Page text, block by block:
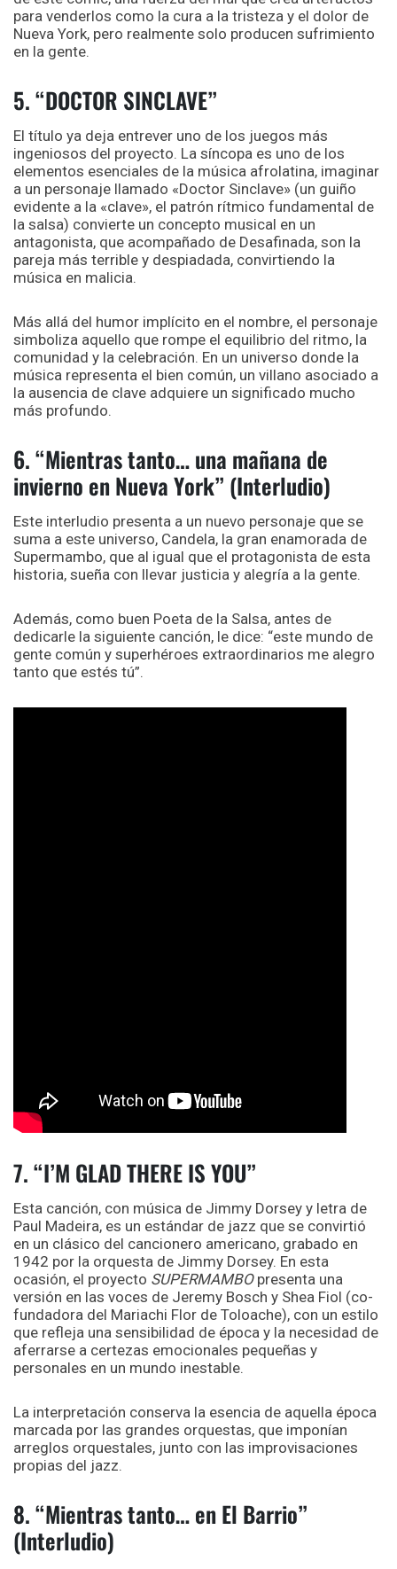
para venderlos como la cura a la tristeza y el dolor de
Nueva York, pero realmente solo producen sufrimiento
en la gente.
5. “DOCTOR SINCLAVE”
El título ya deja entrever uno de los juegos más
ingeniosos del proyecto. La síncopa es uno de los
elementos esenciales de la música afrolatina, imaginar
a un personaje llamado «Doctor Sinclave» (un guiño
evidente a la «clave», el patrón rítmico fundamental de
la salsa) convierte un concepto musical en un
antagonista, que acompañado de Desafinada, son la
pareja más terrible y despiadada, convirtiendo la
música en malicia.
Más allá del humor implícito en el nombre, el personaje
simboliza aquello que rompe el equilibrio del ritmo, la
comunidad y la celebración. En un universo donde la
música representa el bien común, un villano asociado a
la ausencia de clave adquiere un significado mucho
más profundo.
6. “Mientras tanto… una mañana de
invierno en Nueva York” (Interludio)
Este interludio presenta a un nuevo personaje que se
suma a este universo, Candela, la gran enamorada de
Supermambo, que al igual que el protagonista de esta
historia, sueña con llevar justicia y alegría a la gente.
Además, como buen Poeta de la Salsa, antes de
dedicarle la siguiente canción, le dice: “este mundo de
gente común y superhéroes extraordinarios me alegro
tanto que estés tú”.
7. “I’M GLAD THERE IS YOU”
Esta canción, con música de Jimmy Dorsey y letra de
Paul Madeira, es un estándar de jazz que se convirtió
en un clásico del cancionero americano, grabado en
1942 por la orquesta de Jimmy Dorsey. En esta
ocasión, el proyecto SUPERMAMBOpresenta una
versión en las voces de Jeremy Bosch y Shea Fiol (co-
fundadora del Mariachi Flor de Toloache), con un estilo
que refleja una sensibilidad de época y la necesidad de
aferrarse a certezas emocionales pequeñas y
personales en un mundo inestable.
La interpretación conserva la esencia de aquella época
marcada por las grandes orquestas, que imponían
arreglos orquestales, junto con las improvisaciones
propias del jazz.
8. “Mientras tanto… en El Barrio”
(Interludio)